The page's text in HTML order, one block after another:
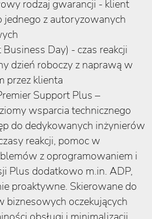
rodzaj gwarancji - klient
jednego z autoryzowanych
Day) - czas reakcji
dzień roboczy z naprawą w
przez klienta
Support Plus –
wsparcia technicznego
do dedykowanych inżynierów
reakcji, pomoc w
z oprogramowaniem i
Plus dodatkowo m.in. ADP,
proaktywne. Skierowane do
biznesowych oczekujących